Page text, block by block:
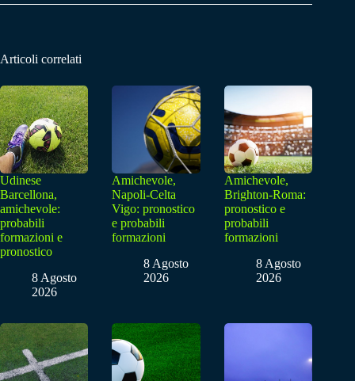
Articoli correlati
Udinese
Barcellona,
amichevole:
probabili
formazioni e
pronostico
8 Agosto
2026
Amichevole,
Napoli-Celta
Vigo: pronostico
e probabili
formazioni
8 Agosto
2026
Amichevole,
Brighton-Roma:
pronostico e
probabili
formazioni
8 Agosto
2026